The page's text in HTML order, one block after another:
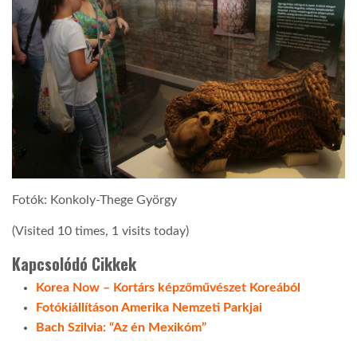
Fotók: Konkoly-Thege György
(Visited 10 times, 1 visits today)
Kapcsolódó Cikkek
Korea Now – Kortárs képzőművészet Koreából
Fotókiállításon Amerika Nemzeti Parkjai
Bach Szilvia: “Az én Mexikóm”